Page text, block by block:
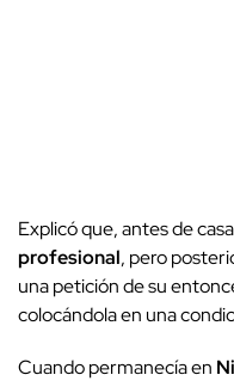
Explicó que, antes de
profesional, pero
una petición de su
colocándola en una
Cuando permanecía en